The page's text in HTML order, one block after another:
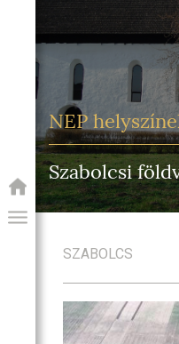
NEP
Szabolcsi
SZABOLCS